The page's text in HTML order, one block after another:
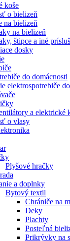
koše
o bielizeň
na bielizeň
na bielizeň
štipce a iné
dosky
do domácnosti
elektrospotrebiče
a elektrické
o vlasy
Plyšové hračky
a doplnky
Bytový textil
Chrániče na
Deky
Plachty
Posteľná
Prikrývky na